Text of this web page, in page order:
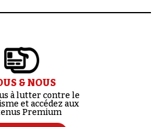
& NOUS
à lutter contre le
et accédez aux
Premium